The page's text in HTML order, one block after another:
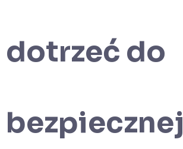
dotrzeć do
bezpiecznej